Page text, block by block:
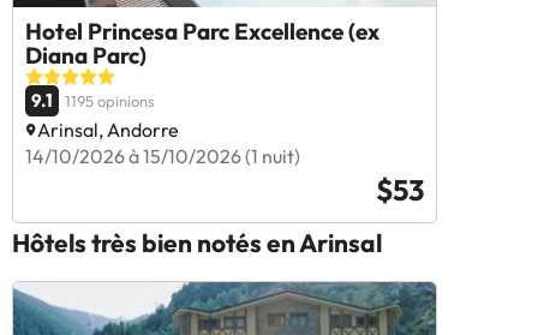
Hotel Princesa Parc Excellence (ex
Diana Parc)
9.1 1195 opinions
Arinsal, Andorre
14/10/2026 à 15/10/2026 (1 nuit)
$53
Hôtels très bien notés en Arinsal